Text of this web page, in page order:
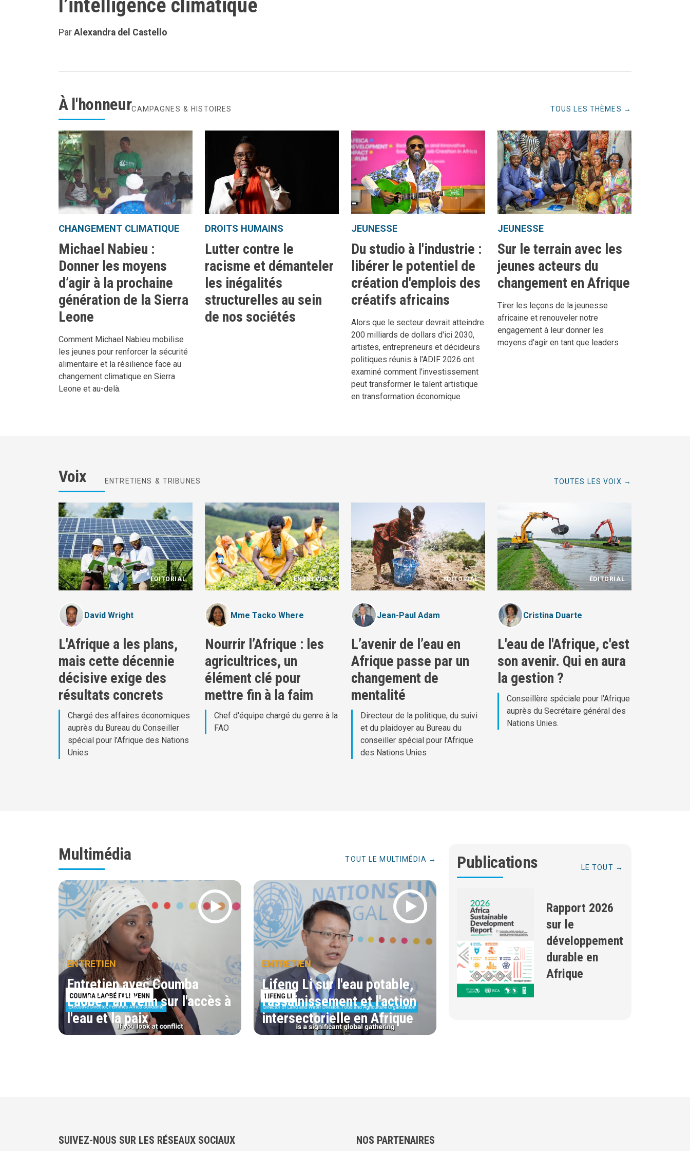
l’intelligence climatique
Par Alexandra del Castello
À l'honneurCAMPAGNES & HISTOIRES TOUS LES THÈMES
CHANGEMENT CLIMATIQUE
Michael Nabieu :
Donner les moyens
d’agir à la prochaine
génération de la Sierra
Leone
Comment Michael Nabieu mobilise
les jeunes pour renforcer la sécurité
alimentaire et la résilience face au
changement climatique en Sierra
Leone et au-delà.
DROITS HUMAINS
Lutter contre le
racisme et démanteler
les inégalités
structurelles au sein
de nos sociétés
JEUNESSE
Du studio à l'industrie :
libérer le potentiel de
création d'emplois des
créatifs africains
Alors que le secteur devrait atteindre
200 milliards de dollars d'ici 2030,
artistes, entrepreneurs et décideurs
politiques réunis à l'ADIF 2026 ont
examiné comment l'investissement
peut transformer le talent artistique
en transformation économique
JEUNESSE
Sur le terrain avec les
jeunes acteurs du
changement en Afrique
Tirer les leçons de la jeunesse
africaine et renouveler notre
engagement à leur donner les
moyens d’agir en tant que leaders
Voix ENTRETIENS & TRIBUNES TOUTES LES VOIX
ÉDITORIAL
David Wright
L'Afrique a les plans,
mais cette décennie
décisive exige des
résultats concrets
Chargé des affaires économiques
auprès du Bureau du Conseiller
spécial pour l’Afrique des Nations
Unies
ENTREVUES
Mme Tacko Where
Nourrir l’Afrique : les
agricultrices, un
élément clé pour
mettre fin à la faim
Chef d'équipe chargé du genre à la
FAO
ÉDITORIAL
Jean-Paul Adam
L’avenir de l’eau en
Afrique passe par un
changement de
mentalité
Directeur de la politique, du suivi
et du plaidoyer au Bureau du
conseiller spécial pour l'Afrique
des Nations Unies
ÉDITORIAL
Cristina Duarte
L'eau de l'Afrique, c'est
son avenir. Qui en aura
la gestion ?
Conseillère spéciale pour l'Afrique
auprès du Secrétaire général des
Nations Unies.
Multimédia TOUT LE MULTIMÉDIA
ENTRETIEN
Entretien avec Coumba
Laobé Fall Venn sur l'accès à
l'eau et la paix
ENTRETIEN
Lifeng Li sur l'eau potable,
l'assainissement et l'action
intersectorielle en Afrique
Publications LE TOUT
Rapport 2026
sur le
développement
durable en
Afrique
SUIVEZ-NOUS SUR LES RÉSEAUX SOCIAUX NOS PARTENAIRES